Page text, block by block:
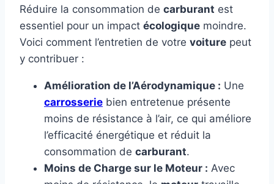
Réduire la consommation de carburant est
essentiel pour un impact écologique moindre.
Voici comment l’entretien de votre voiture peut
y contribuer :
Amélioration de l’Aérodynamique : Une
carrosserie bien entretenue présente
moins de résistance à l’air, ce qui améliore
l’efficacité énergétique et réduit la
consommation de carburant.
Moins de Charge sur le Moteur : Avec